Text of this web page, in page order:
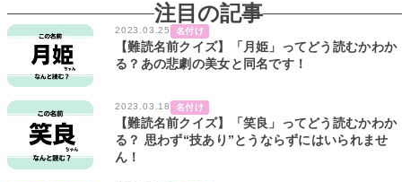
注目の記事
2023.03.25 名付け
【難読名前クイズ】「月姫」ってどう読むかわか
る？あの悲劇の美女と同名です！
2023.03.18 名付け
【難読名前クイズ】「笑良」ってどう読むかわか
る？ 思わず“技あり”とうならずにはいられませ
ん！